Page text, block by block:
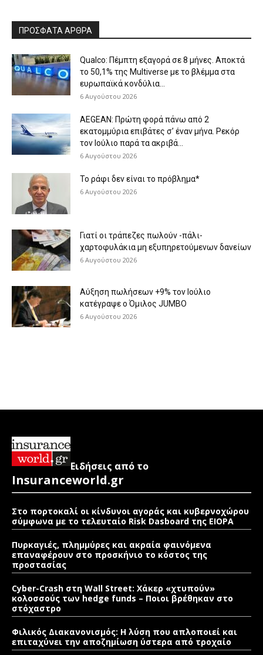
ΠΡΟΣΦΑΤΑ ΑΡΘΡΑ
Qualco: Πέμπτη εξαγορά σε 8 μήνες. Aποκτά
το 50,1% της Multiverse με το βλέμμα στα
ευρωπαϊκά κονδύλια...
6 Αυγούστου 2026
AEGEAN: Πρώτη φορά πάνω από 2
εκατομμύρια επιβάτες σ’ έναν μήνα. Ρεκόρ
τον Ιούλιο παρά τα ακριβά...
6 Αυγούστου 2026
Το ράφι δεν είναι το πρόβλημα*
6 Αυγούστου 2026
Γιατί οι τράπεζες πωλούν -πάλι-
χαρτοφυλάκια μη εξυπηρετούμενων δανείων
6 Αυγούστου 2026
Aύξηση πωλήσεων +9% τον Ιούλιο
κατέγραψε ο Όμιλος JUMBO
6 Αυγούστου 2026
Ειδήσεις από το
Insuranceworld.gr
Στο πορτοκαλί οι κίνδυνοι αγοράς και κυβερνοχώρου
σύμφωνα με το τελευταίο Risk Dasboard της EIOPA
Πυρκαγιές, πλημμύρες και ακραία φαινόμενα
επαναφέρουν στο προσκήνιο το κόστος της
προστασίας
Cyber-Crash στη Wall Street: Χάκερ «χτυπούν»
κολοσσούς των hedge funds – Ποιοι βρέθηκαν στο
στόχαστρο
Φιλικός Διακανονισμός: Η λύση που απλοποιεί και
επιταχύνει την αποζημίωση ύστερα από τροχαίο